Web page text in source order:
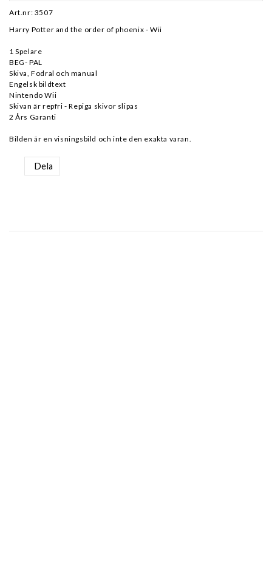
Art.nr: 3507
Harry Potter and the order of phoenix - Wii
1 Spelare
BEG- PAL
Skiva, Fodral och manual
Engelsk bildtext
Nintendo Wii
Skivan är repfri - Repiga skivor slipas
2 Års Garanti
Bilden är en visningsbild och inte den exakta varan.
Dela